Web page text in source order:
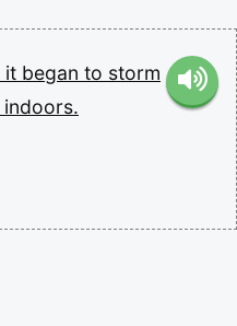
it began to storm
indoors.